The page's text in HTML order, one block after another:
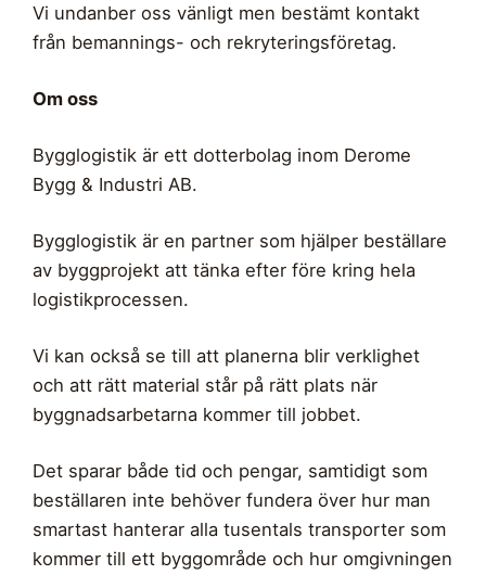
Vi undanber oss vänligt men bestämt kontakt
från bemannings- och rekryteringsföretag.
Om oss
Bygglogistik är ett dotterbolag inom Derome
Bygg & Industri AB.
Bygglogistik är en partner som hjälper beställare
av byggprojekt att tänka efter före kring hela
logistikprocessen.
Vi kan också se till att planerna blir verklighet
och att rätt material står på rätt plats när
byggnadsarbetarna kommer till jobbet.
Det sparar både tid och pengar, samtidigt som
beställaren inte behöver fundera över hur man
smartast hanterar alla tusentals transporter som
kommer till ett byggområde och hur omgivningen